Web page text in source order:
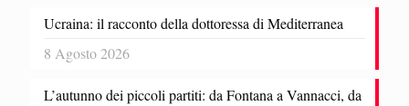
Ucraina: il racconto della dottoressa di Mediterranea
8 Agosto 2026
L’autunno dei piccoli partiti: da Fontana a Vannacci, da